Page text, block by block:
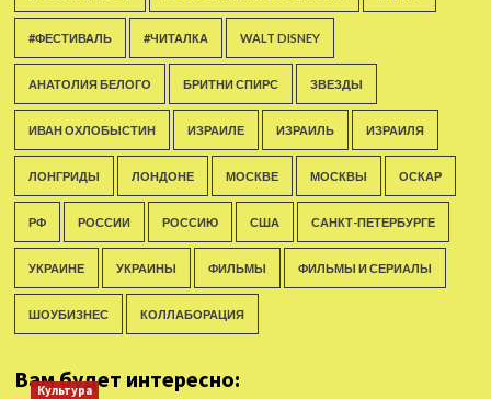
#ФЕСТИВАЛЬ #ЧИТАЛКА WALT DISNEY
АНАТОЛИЯ БЕЛОГО БРИТНИ СПИРС ЗВЕЗДЫ
ИВАН ОХЛОБЫСТИН ИЗРАИЛЕ ИЗРАИЛЬ ИЗРАИЛЯ
ЛОНГРИДЫ ЛОНДОНЕ МОСКВЕ МОСКВЫ ОСКАР
РФ РОССИИ РОССИЮ США САНКТ-ПЕТЕРБУРГЕ
УКРАИНЕ УКРАИНЫ ФИЛЬМЫ ФИЛЬМЫ И СЕРИАЛЫ
ШОУБИЗНЕС КОЛЛАБОРАЦИЯ
Вам будет интересно:
Культура